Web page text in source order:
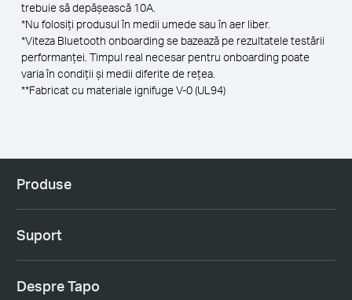
trebuie să depășească 10A.
*Nu folosiți produsul în medii umede sau în aer liber.
*Viteza Bluetooth onboarding se bazează pe rezultatele testării
performanței. Timpul real necesar pentru onboarding poate
varia în condiții și medii diferite de rețea.
**Fabricat cu materiale ignifuge V-0 (UL94)
Produse
Suport
Despre Tapo